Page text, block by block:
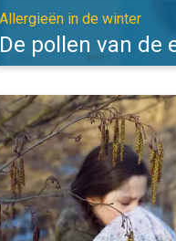
Allergieën in de winter
De pollen van de
duidt op een